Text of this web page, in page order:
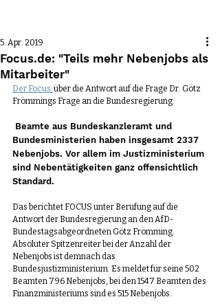
Focus.de: "Teils mehr Nebenjobs als
Mitarbeiter"
5. Apr. 2019
Der Focus über die Antwort auf die Frage Dr. Götz
Frömmings Frage an die Bundesregierung:
Bundesministerien haben insgesamt 2337
Nebenjobs. Vor allem im Justizministerium
sind Nebentätigkeiten ganz offensichtlich
Standard.
Das berichtet FOCUS unter Berufung auf die
Antwort der Bundesregierung an den AfD-
Bundestagsabgeordneten Götz Frömming.
Absoluter Spitzenreiter bei der Anzahl der
Nebenjobs ist demnach das
Bundesjustizministerium. Es meldet für seine 502
Beamten 796 Nebenjobs, bei den 1547 Beamten des
Finanzministeriums sind es 515 Nebenjobs.